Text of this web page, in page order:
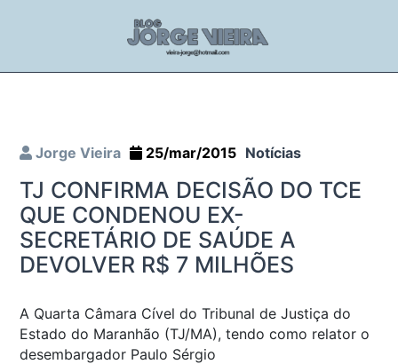
Jorge Vieira 25/mar/2015 Notícias
TJ CONFIRMA DECISÃO DO TCE
QUE CONDENOU EX-
SECRETÁRIO DE SAÚDE A
DEVOLVER R$ 7 MILHÕES
A Quarta Câmara Cível do Tribunal de Justiça do
Estado do Maranhão (TJ/MA), tendo como relator o
desembargador Paulo Sérgio